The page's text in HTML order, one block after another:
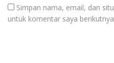
Simpan nama, email, dan
untuk komentar saya